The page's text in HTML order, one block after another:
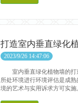
打造室内垂直绿化
2023/9/26 14:47:06
室内垂直绿化植物墙的打
所处环境进行环境评估是成
境的艺术与实用诉求方可实施